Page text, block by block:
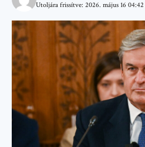
Utoljára frissítve: 2026. május 16 04:42